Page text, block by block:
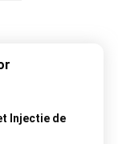
Injectie de